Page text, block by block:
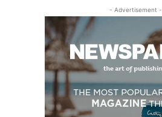
- Advertisement -